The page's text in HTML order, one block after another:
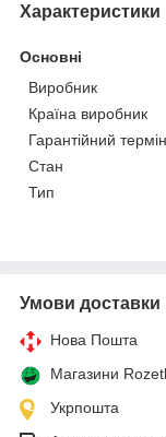
Характеристики
Основні
Виробник
Країна виробник
Гарантійний термін
Стан
Тип
Умови доставки
Нова Пошта
Магазини
Укрпошта